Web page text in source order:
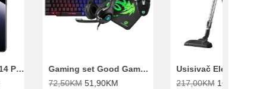
Xiaomi Redmi Note 14 Pro 8GB 256GB Crni
Gaming set Good Game Tastatura, Miš, Slušalice i podloga za miš
72,50KM 51,90KM 217,00KM 169,00